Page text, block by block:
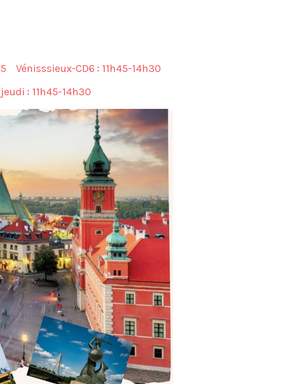
Vénisssieux-CD6 : 11h45-14h30
: 11h45-14h30